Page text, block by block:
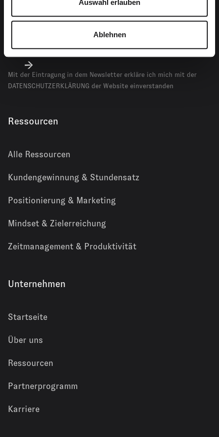
Auswahl erlauben
Ablehnen
Newsletter
Mit der Eintragung in dem Newsletter erkläre ich mich mit der
DATENSCHUTZERKLÄRUNG der Website einverstanden
Ressourcen
Alle Ressourcen
Kundengewinnung & Stundensatz
Positionierung & Marketing
Mindset & Zielerreichung
Zeitmanagement & Produktivität
Unternehmen
Startseite
Über uns
Ressourcen
Partnerprogramm
Karriere